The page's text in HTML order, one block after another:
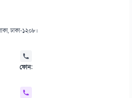
ঢাকা-১২০৮।
ফোন: